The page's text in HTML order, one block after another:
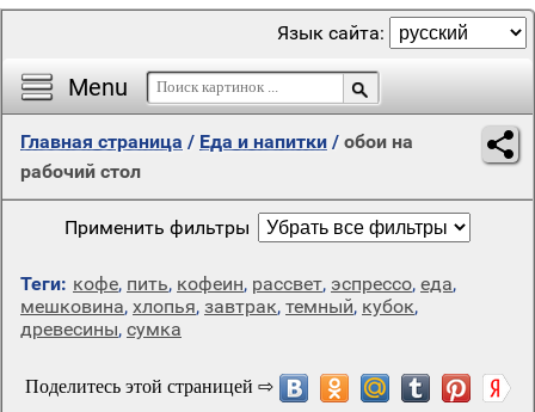
Menu
Язык сайта:
Главная страница / Еда и напитки / обои на
рабочий стол
Применить фильтры
Теги: кофе, пить, кофеин, рассвет, эспрессо, еда,
мешковина, хлопья, завтрак, темный, кубок,
древесины, сумка